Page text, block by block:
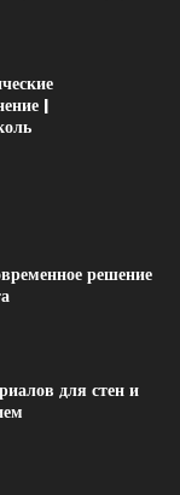
|
решение
для стен и